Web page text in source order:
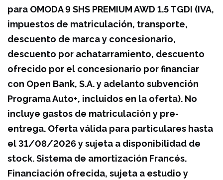
para OMODA 9 SHS PREMIUM AWD 1.5 TGDI (IVA,
impuestos de matriculación, transporte,
descuento de marca y concesionario,
descuento por achatarramiento, descuento
ofrecido por el concesionario por financiar
con Open Bank, S.A. y adelanto subvención
Programa Auto+, incluidos en la oferta). No
incluye gastos de matriculación y pre-
entrega. Oferta válida para particulares hasta
el 31/08/2026 y sujeta a disponibilidad de
stock. Sistema de amortización Francés.
Financiación ofrecida, sujeta a estudio y